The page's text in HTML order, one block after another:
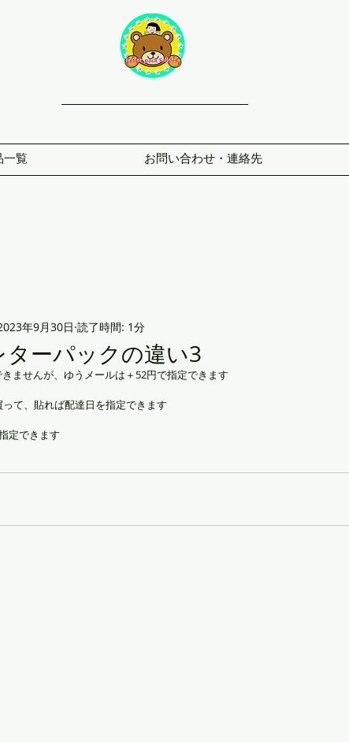
一覧 お問い合わせ・連絡先
ーパックの違い3
年9月30日 読了時間: 1分
ませんが、ゆうメールは＋52円で指定できます
て、貼れば配達日を指定できます
定できます